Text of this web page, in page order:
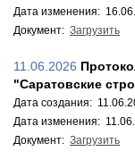
Дата изменения:
Документ: Загрузить
11.06.2026
"Саратовские
Дата создания:
Дата изменения:
Документ: Загрузить